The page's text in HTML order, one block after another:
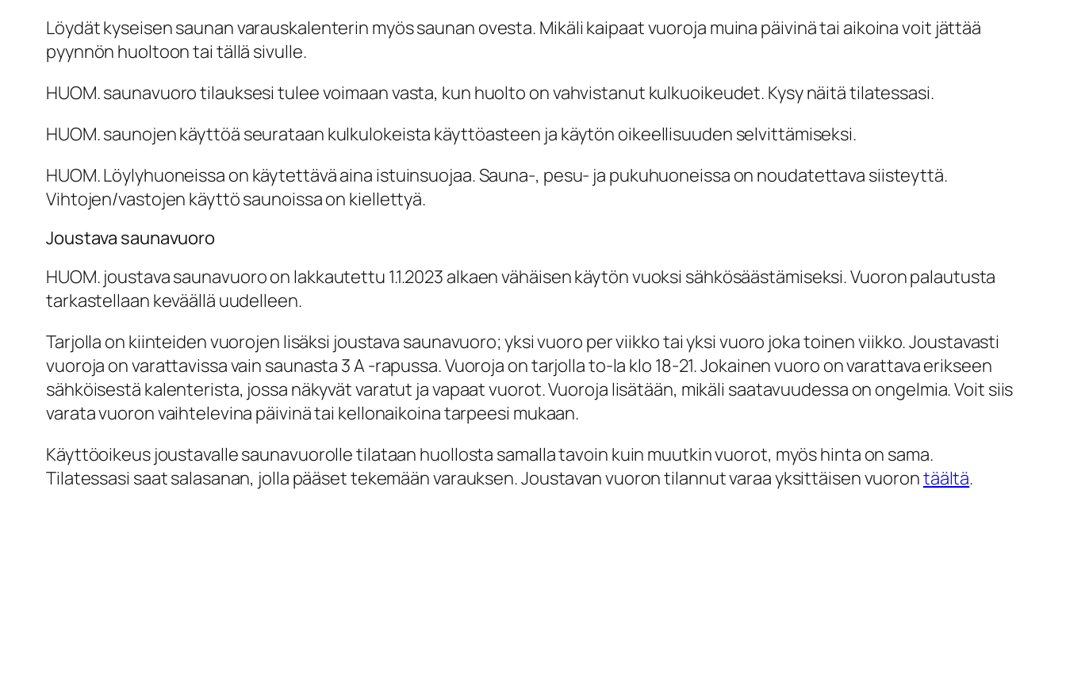
Löydät kyseisen saunan varauskalenterin myös saunan ovesta. Mikäli kaipaat vuoroja muina päivinä tai aikoina voit jättää
pyynnön huoltoon tai tällä sivulle.
HUOM. saunavuoro tilauksesi tulee voimaan vasta, kun huolto on vahvistanut kulkuoikeudet. Kysy näitä tilatessasi.
HUOM. saunojen käyttöä seurataan kulkulokeista käyttöasteen ja käytön oikeellisuuden selvittämiseksi.
HUOM. Löylyhuoneissa on käytettävä aina istuinsuojaa. Sauna-, pesu- ja pukuhuoneissa on noudatettava siisteyttä.
Vihtojen/vastojen käyttö saunoissa on kiellettyä.
Joustava saunavuoro
HUOM. joustava saunavuoro on lakkautettu 1.1.2023 alkaen vähäisen käytön vuoksi sähkösäästämiseksi. Vuoron palautusta
tarkastellaan keväällä uudelleen.
Tarjolla on kiinteiden vuorojen lisäksi joustava saunavuoro; yksi vuoro per viikko tai yksi vuoro joka toinen viikko. Joustavasti
vuoroja on varattavissa vain saunasta 3 A -rapussa. Vuoroja on tarjolla to-la klo 18-21. Jokainen vuoro on varattava erikseen
sähköisestä kalenterista, jossa näkyvät varatut ja vapaat vuorot. Vuoroja lisätään, mikäli saatavuudessa on ongelmia. Voit siis
varata vuoron vaihtelevina päivinä tai kellonaikoina tarpeesi mukaan.
Käyttöoikeus joustavalle saunavuorolle tilataan huollosta samalla tavoin kuin muutkin vuorot, myös hinta on sama.
Tilatessasi saat salasanan, jolla pääset tekemään varauksen. Joustavan vuoron tilannut varaa yksittäisen vuorontäältä.